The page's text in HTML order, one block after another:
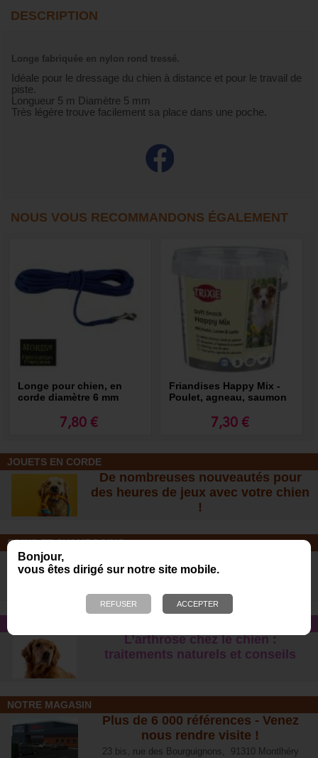
Bonjour,
vous êtes dirigé sur notre site mobile.
DESCRIPTION
Longe fabriquée en nylon rond tressé.
Idéale pour le dressage du chien à distance et pour le travail de
piste.
Longueur 5 m Diamètre 5 mm
Très légère trouve facilement sa place dans une poche.
NOUS VOUS RECOMMANDONS ÉGALEMENT
Longe pour chien, en
corde diamètre 6 mm
7,80 €
Friandises Happy Mix -
Poulet, agneau, saumon
7,30 €
JOUETS EN CORDE
De nombreuses nouveautés pour
des heures de jeux avec votre chien
!
SOINS ET SHAMPOOING
votre chien !
L’arthrose chez le chien :
traitements naturels et conseil s
NOTRE MAGASIN
Plus de 6 000 références - Venez
nous rendre visite !
23 bis, rue des Bourguignons, 91310 Montlhéry